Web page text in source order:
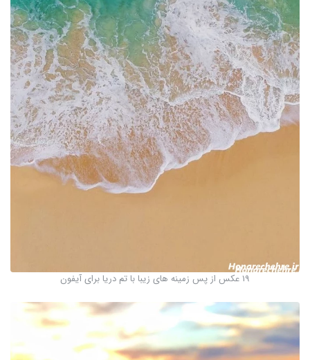
19 عکس از پس زمینه های زیبا با تم دریا برای آیفون